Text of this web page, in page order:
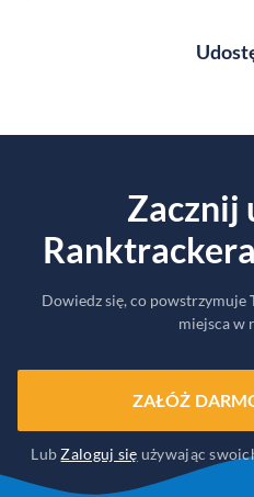
Zacznij
Dowiedz się, co powstrzymuje
miejsca w
ZAŁÓŻ
LubZaloguj się używając